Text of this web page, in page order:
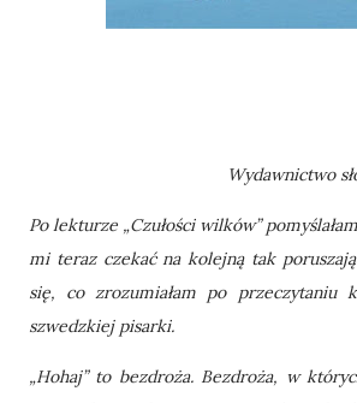
Wydawnictwo
Po lekturze „Czułości wilków”
mi teraz czekać na kolejną tak
się, co zrozumiałam po przeczytaniu
szwedzkiej pisarki.
„Hohaj” to bezdroża. Bezdroża, w